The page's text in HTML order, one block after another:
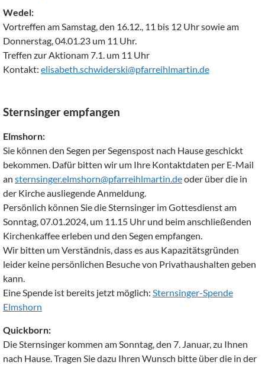
Wedel:
Vortreffen am Samstag, den 16.12., 11 bis 12 Uhr sowie am
Donnerstag, 04.01.23 um 11 Uhr.
Treffen zur Aktionam 7.1. um 11 Uhr
Kontakt: elisabeth.schwiderski@pfarreihlmartin.de
Sternsinger empfangen
Elmshorn:
Sie können den Segen per Segenspost nach Hause geschickt
bekommen. Dafür bitten wir um Ihre Kontaktdaten per E-Mail
an sternsinger.elmshorn@pfarreihlmartin.deoder über die in
der Kirche ausliegende Anmeldung.
Persönlich können Sie die Sternsinger im Gottesdienst am
Sonntag, 07.01.2024, um 11.15 Uhr und beim anschließenden
Kirchenkaffee erleben und den Segen empfangen.
Wir bitten um Verständnis, dass es aus Kapazitätsgründen
leider keine persönlichen Besuche von Privathaushalten geben
kann.
Eine Spende ist bereits jetzt möglich: Sternsinger-Spende
Elmshorn
Quickborn:
Die Sternsinger kommen am Sonntag, den 7. Januar, zu Ihnen
nach Hause. Tragen Sie dazu Ihren Wunsch bitte über die in der